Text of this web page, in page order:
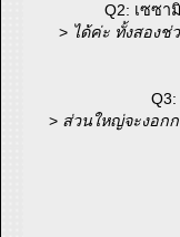
Q2: เซซา
> ได้ค่ะ ทั้งสองช่
> ส่วนใหญ่จะงอก